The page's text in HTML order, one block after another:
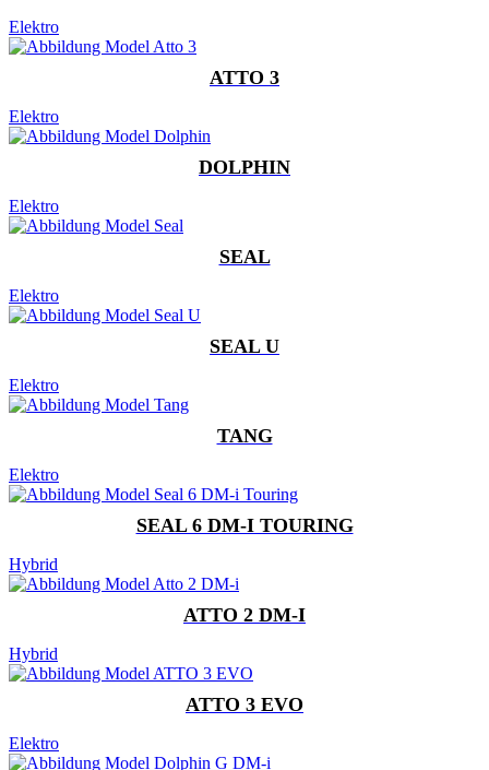
Elektro
ATTO 3
Elektro
DOLPHIN
Elektro
SEAL
Elektro
SEAL U
Elektro
TANG
Elektro
SEAL 6 DM-I TOURING
Hybrid
ATTO 2 DM-I
Hybrid
ATTO 3 EVO
Elektro